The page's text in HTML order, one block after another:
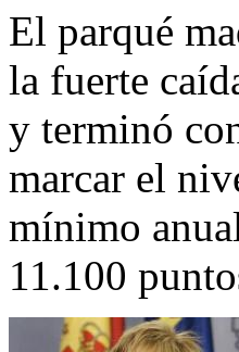
El parqué
la fuerte
y terminó
marcar el
mínimo
11.100